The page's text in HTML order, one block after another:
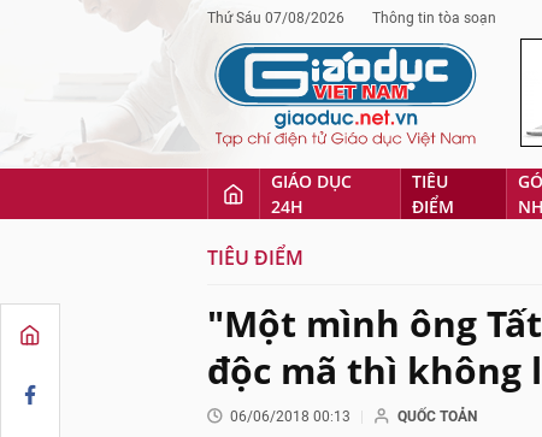
Thứ Sáu 07/08/2026 Thông tin tòa soạn
GIÁO DỤC
24H
TIÊU
ĐIỂM
TIÊU ĐIỂM
"Một mình ông
độc mã thì không
06/06/2018 00:13 QUỐC TOẢN